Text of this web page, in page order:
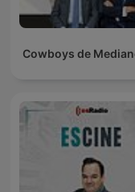
Cowboys de